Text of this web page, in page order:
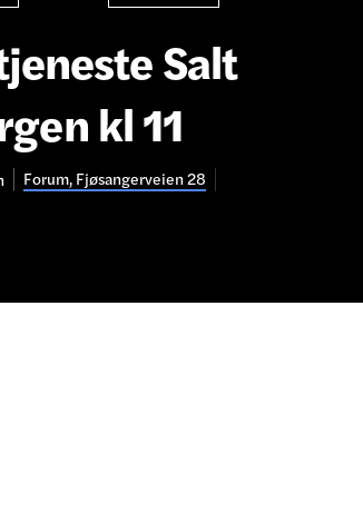
Salt
kl 11
Forum, Fjøsangerveien 28